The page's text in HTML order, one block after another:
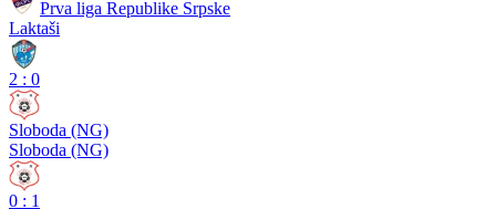
Prva liga Republike Srpske
Laktaši
2 : 0
Sloboda (NG)
Sloboda (NG)
0 : 1